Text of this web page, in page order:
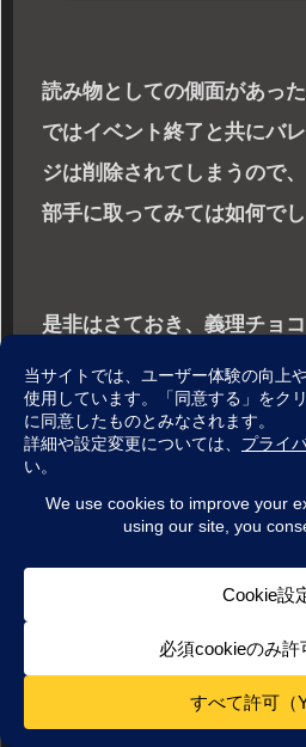
読み物としての側面があっ
ではイベント終了と共にバ
ジは削除されてしまうので
部手に取ってみては如何で
是非はさておき、義理チョ
ある逆チョコ(本来は薔薇？)
であったとしても、この期
やブランドが盛りだくさん
るだけで楽しめると思いま
デパ地下グルメ 百貨店催事
シェアす
メニュー ホーム 検索